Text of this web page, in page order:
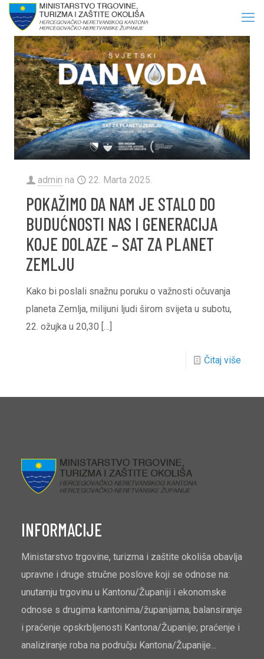
admin na 22. Marta 2025.
POKAŽIMO DA NAM JE STALO DO
BUDUĆNOSTI NAS I GENERACIJA
KOJE DOLAZE – SAT ZA PLANET
ZEMLJU
Kako bi poslali snažnu poruku o važnosti očuvanja
planeta Zemlja, milijuni ljudi širom svijeta u subotu,
22. ožujka u 20,30 […]
Čitaj više
INFORMACIJE
Ministarstvo trgovine, turizma i zaštite okoliša obavlja
upravne i druge stručne poslove koji se odnose na:
unutarnju trgovinu u Kantonu/Županiji i ekonomske
odnose s drugima kantonima/županijama; balansiranje
i praćenje opskrbljenosti Kantona/Županije; praćenje i
analiziranje roba na području Kantona/Županije...